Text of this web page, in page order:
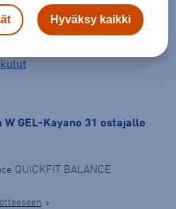
GEL-Kayano 31 ostajalle
QUICKFIT BALANCE
Hyväksy kaikki